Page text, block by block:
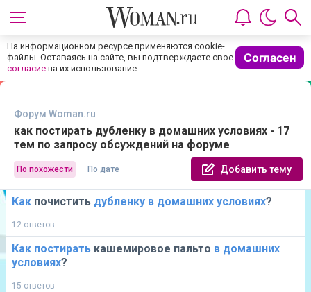
На информационном ресурсе применяются cookie-
файлы. Оставаясь на сайте, вы подтверждаете свое
согласие на их использование.
Согласен
Форум Woman.ru
как постирать дубленку в домашних условиях - 17
тем по запросу обсуждений на форуме
По похожести По дате Добавить тему
Как почистить дубленку в домашних условиях?
12 ответов
Как постирать кашемировое пальто в домашних
условиях?
15 ответов